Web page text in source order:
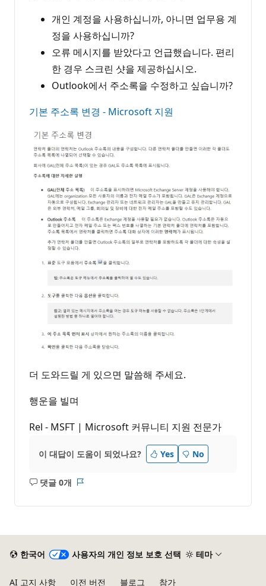
개인 계정을 사용하십니까, 아니면 업무용 계
정을 사용하십니까?
오류 메시지를 받았다고 언급했습니다. 편리
한 경우 스크린 샷을 제공하십시오.
Outlook에서 주소록을 수정하고 싶습니까?
기본 주소록 변경 - Microsoft 지원
더 도와드릴 게 있으면 말씀해 주세요.
행운을 빌며
Rel - MSFT | Microsoft 커뮤니티 지원 전문가
이 대답이 도움이 되었나요? Yes No
댓글 0개
설
한국어 사용자의 개인 정보 보호 선택 테마
AI 고지 사항 이전 버전 블로그 참가